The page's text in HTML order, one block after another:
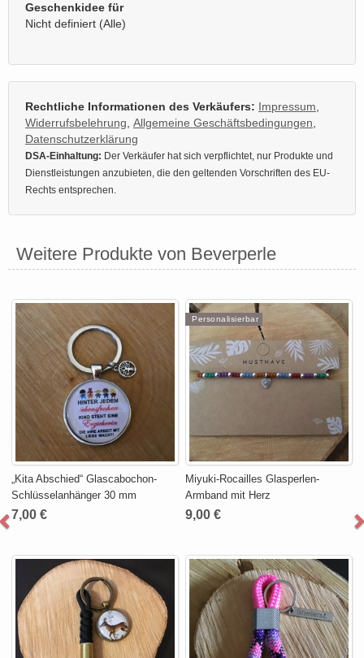
Geschenkidee für
Nicht definiert (Alle)
Rechtliche Informationen des Verkäufers: Impressum
Widerrufsbelehrung Allgemeine Geschäftsbedingungen
Datenschutzerklärung
DSA-Einhaltung: Der Verkäufer hat sich verpflichtet, nur Produkte und
Dienstleistungen anzubieten, die den geltenden Vorschriften des EU-
Rechts entsprechen.
Weitere Produkte von Beverperle
„Kita Abschied“ Glascabochon-
Schlüsselanhänger 30 mm
7,00 €
Personalisierbar
Miyuki-Rocailles Glasperlen-
Armband mit Herz
9,00 €